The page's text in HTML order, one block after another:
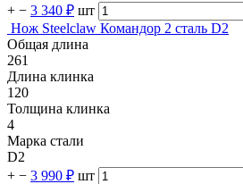
+ − 3 340 ₽ шт
Нож Steelclaw Командор 2 сталь D2
Общая длина
261
Длина клинка
120
Толщина клинка
4
Марка стали
D2
+ − 3 990 ₽ шт